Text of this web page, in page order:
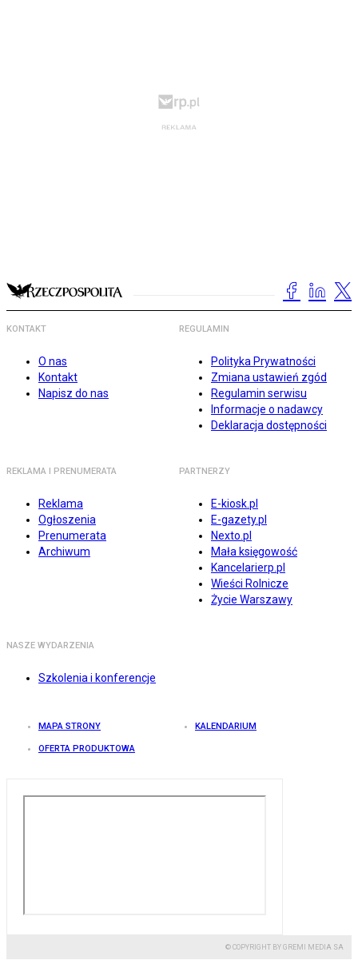
KONTAKT
O nas
Kontakt
Napisz do nas
REGULAMIN
Polityka Prywatności
Zmiana ustawień zgód
Regulamin serwisu
Informacje o nadawcy
Deklaracja dostępności
REKLAMA I PRENUMERATA
Reklama
Ogłoszenia
Prenumerata
Archiwum
PARTNERZY
E-kiosk.pl
E-gazety.pl
Nexto.pl
Mała księgowość
Kancelarierp.pl
Wieści Rolnicze
Życie Warszawy
NASZE WYDARZENIA
Szkolenia i konferencje
MAPA STRONY KALENDARIUM
OFERTA PRODUKTOWA
© COPYRIGHT BY GREMI MEDIA SA